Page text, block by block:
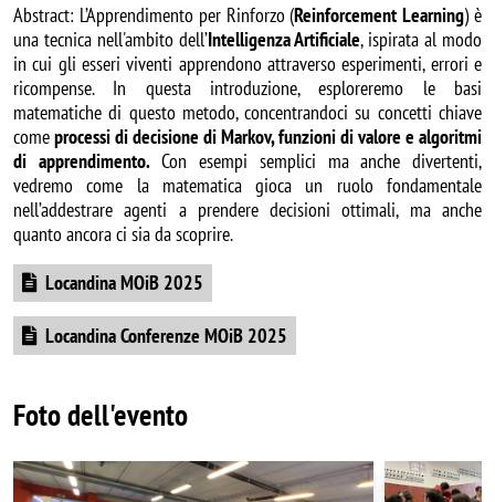
Abstract: L’Apprendimento per Rinforzo (Reinforcement Learning) è
una tecnica nell'ambito dell’Intelligenza Artificiale, ispirata al modo
in cui gli esseri viventi apprendono attraverso esperimenti, errori e
ricompense. In questa introduzione, esploreremo le basi
matematiche di questo metodo, concentrandoci su concetti chiave
comeprocessi di decisione di Markov, funzioni di valore e algoritmi
di apprendimento.Con esempi semplici ma anche divertenti,
vedremo come la matematica gioca un ruolo fondamentale
nell’addestrare agenti a prendere decisioni ottimali, ma anche
quanto ancora ci sia da scoprire.
Document
Locandina MOiB 2025
DocumentLocandina Conferenze MOiB 2025
Foto dell'evento